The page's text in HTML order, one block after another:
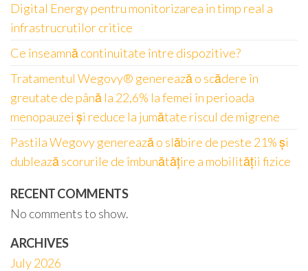
Digital Energy pentru monitorizarea in timp real a
infrastrucrutilor critice
Ce înseamnă continuitate între dispozitive?
Tratamentul Wegovy® generează o scădere în
greutate de până la 22,6% la femei în perioada
menopauzei și reduce la jumătate riscul de migrene
Pastila Wegovy generează o slăbire de peste 21% și
dublează scorurile de îmbunătățire a mobilității fizice
RECENT COMMENTS
No comments to show.
ARCHIVES
July 2026